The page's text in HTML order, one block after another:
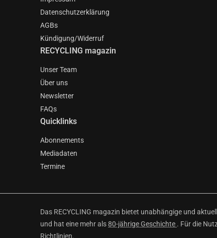
Datenschutzerklärung
AGBs
Kündigung/Widerruf
RECYCLING magazin
Unser Team
Über uns
Newsletter
FAQs
Quicklinks
Abonnements
Mediadaten
Termine
Das RECYCLING magazin bietet unabhängige und
und hat eine mehr als80-jährige Geschichte . Für die
Richtlinien.